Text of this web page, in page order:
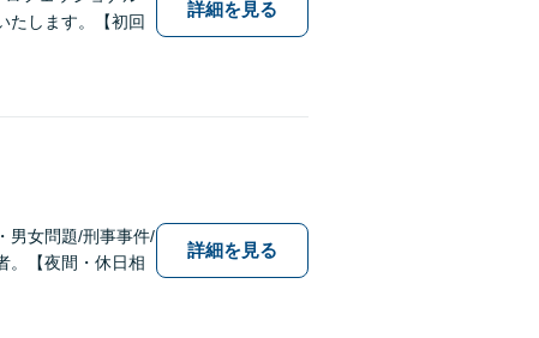
たします。【初回
詳細を見る
男女問題/刑事事件/
。【夜間・休日相
詳細を見る